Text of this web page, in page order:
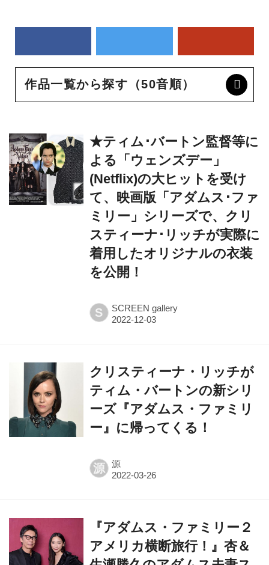
作品一覧から探す（50音順）
★ティム･バートン監督等に
よる「ウェンズデー」
(Netflix)の大ヒットを受け
て、映画版「アダムス･ファ
ミリー」シリーズで、クリ
スティーナ･リッチが実際に
着用したオリジナルの衣装
を公開！
S SCREEN gallery
クリスティーナ・リッチが
ティム・バートンの新シリ
ーズ『アダムス・ファミリ
ー』に帰ってくる！
源 源
『アダムス・ファミリー２
アメリカ横断旅行！』杏＆